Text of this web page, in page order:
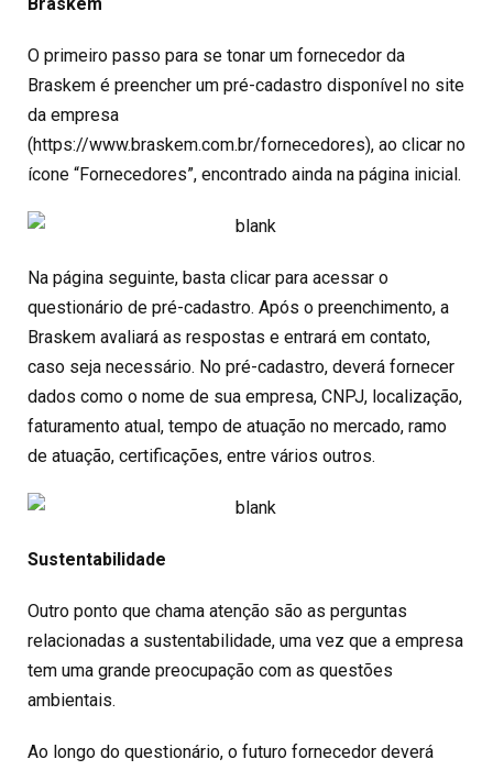
O primeiro passo para se tonar um fornecedor da
Braskem é preencher um pré-cadastro disponível no site
da empresa
(https://www.braskem.com.br/fornecedores), ao clicar no
ícone “Fornecedores”, encontrado ainda na página inicial.
Na página seguinte, basta clicar para acessar o
questionário de pré-cadastro. Após o preenchimento, a
Braskem avaliará as respostas e entrará em contato,
caso seja necessário. No pré-cadastro, deverá fornecer
dados como o nome de sua empresa, CNPJ, localização,
faturamento atual, tempo de atuação no mercado, ramo
de atuação, certificações, entre vários outros.
Sustentabilidade
Outro ponto que chama atenção são as perguntas
relacionadas a sustentabilidade, uma vez que a empresa
tem uma grande preocupação com as questões
ambientais.
Ao longo do questionário, o futuro fornecedor deverá